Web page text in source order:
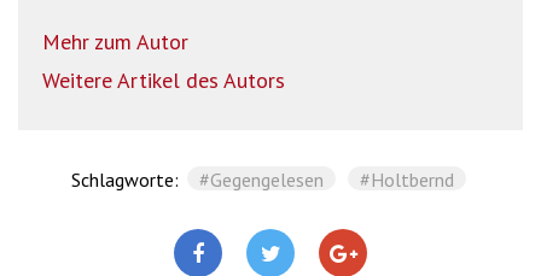
Mehr zum Autor
Weitere Artikel des Autors
Schlagworte: #Gegengelesen #Holtbernd